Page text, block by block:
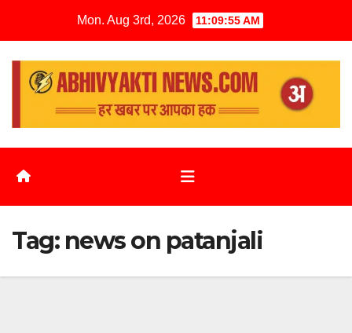
Mon. Aug 3rd, 2026 11:09:56 AM
Tag: news on patanjali